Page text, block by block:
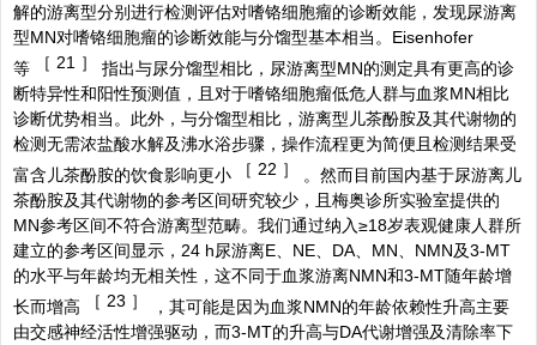
解的游离型分别进行检测评估对嗜铬细胞瘤的诊断效能，发现尿游离
型MN对嗜铬细胞瘤的诊断效能与分馏型基本相当。Eisenhofer
等
［ 21 ］ 指出与尿分馏型相比，尿游离型MN的测定具有更高的诊
断特异性和阳性预测值，且对于嗜铬细胞瘤低危人群与血浆MN相比
诊断优势相当。此外，与分馏型相比，游离型儿茶酚胺及其代谢物的
检测无需浓盐酸水解及沸水浴步骤，操作流程更为简便且检测结果受
富含儿茶酚胺的饮食影响更小
［ 22 ］
。然而目前国内基于尿游离儿
茶酚胺及其代谢物的参考区间研究较少，且梅奥诊所实验室提供的
MN参考区间不符合游离型范畴。我们通过纳入≥18岁表观健康人群所
建立的参考区间显示，24 h尿游离E、NE、DA、MN、NMN及3-MT
的水平与年龄均无相关性，这不同于血浆游离NMN和3-MT随年龄增
长而增高
［ 23 ］
，其可能是因为血浆NMN的年龄依赖性升高主要
由交感神经活性增强驱动，而3-MT的升高与DA代谢增强及清除率下